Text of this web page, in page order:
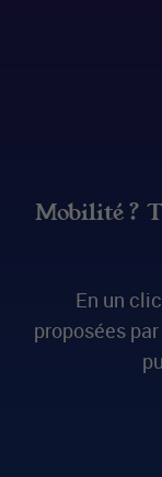
Mobilité ?
En un
proposées